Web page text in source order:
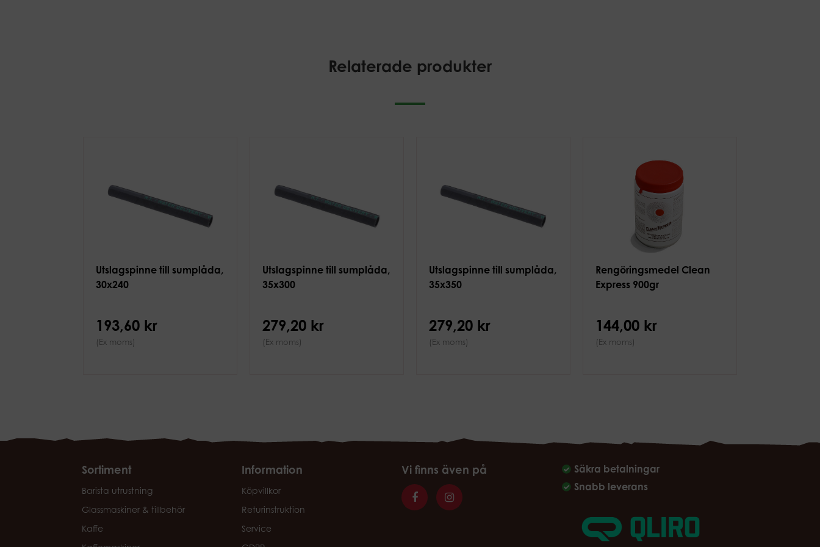
Relaterade produkter
Utslagspinne till sumplåda,
30x240
193,60 kr
(Ex moms)
Utslagspinne till sumplåda,
35x300
279,20 kr
(Ex moms)
Utslagspinne till sumplåda,
35x350
279,20 kr
(Ex moms)
Rengöringsmedel Clean
Express 900gr
144,00 kr
(Ex moms)
Sortiment
Barista utrustning
Glassmaskiner & tillbehör
Kaffe
Information
Köpvillkor
Returinstruktion
Service
Vi finns även på
Säkra betalningar
Snabb leverans